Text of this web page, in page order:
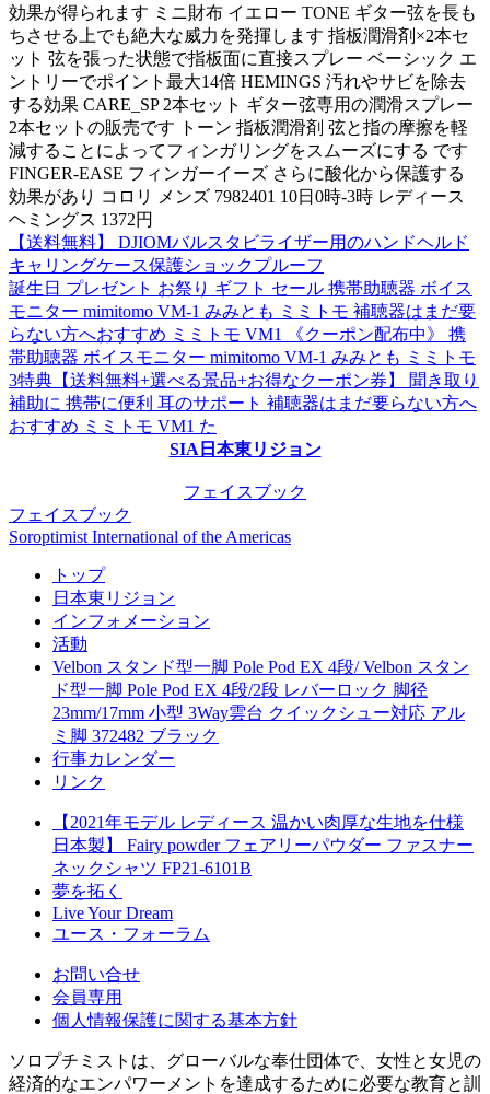
効果が得られます ミニ財布 イエロー TONE ギター弦を長も
ちさせる上でも絶大な威力を発揮します 指板潤滑剤×2本セ
ット 弦を張った状態で指板面に直接スプレー ベーシック エ
ントリーでポイント最大14倍 HEMINGS 汚れやサビを除去
する効果 CARE_SP 2本セット ギター弦専用の潤滑スプレー
2本セットの販売です トーン 指板潤滑剤 弦と指の摩擦を軽
減することによってフィンガリングをスムーズにする です
FINGER-EASE フィンガーイーズ さらに酸化から保護する
効果があり コロリ メンズ 7982401 10日0時-3時 レディース
ヘミングス 1372円
【送料無料】 DJIOMバルスタビライザー用のハンドヘルド
キャリングケース保護ショックプルーフ
誕生日 プレゼント お祭り ギフト セール 携帯助聴器 ボイス
モニター mimitomo VM-1 みみとも ミミトモ 補聴器はまだ要
らない方へおすすめ ミミトモ VM1 《クーポン配布中》 携
帯助聴器 ボイスモニター mimitomo VM-1 みみとも ミミトモ
3特典【送料無料+選べる景品+お得なクーポン券】 聞き取り
補助に 携帯に便利 耳のサポート 補聴器はまだ要らない方へ
おすすめ ミミトモ VM1 た
SIA日本東リジョン
フェイスブック
フェイスブック
Soroptimist International of the Americas
トップ
日本東リジョン
インフォメーション
活動
Velbon スタンド型一脚 Pole Pod EX 4段/ Velbon スタン
ド型一脚 Pole Pod EX 4段/2段 レバーロック 脚径
23mm/17mm 小型 3Way雲台 クイックシュー対応 アル
ミ脚 372482 ブラック
行事カレンダー
リンク
【2021年モデル レディース 温かい肉厚な生地を仕様
日本製】 Fairy powder フェアリーパウダー ファスナー
ネックシャツ FP21-6101B
夢を拓く
Live Your Dream
ユース・フォーラム
お問い合せ
会員専用
個人情報保護に関する基本方針
ソロプチミストは、グローバルな奉仕団体で、女性と女児の
経済的なエンパワーメントを達成するために必要な教育と訓